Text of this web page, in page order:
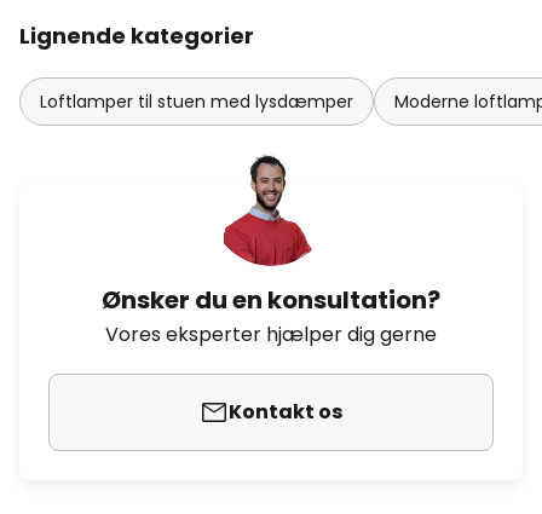
Lignende kategorier
Loftlamper til stuen med lysdæmper Moderne
Ønsker du en konsultation?
Vores eksperter hjælper dig gerne
Kontakt os